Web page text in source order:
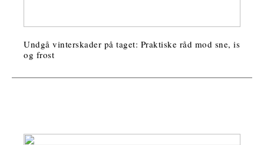
Undgå vinterskader på taget: Praktiske råd mod sne, is
og frost